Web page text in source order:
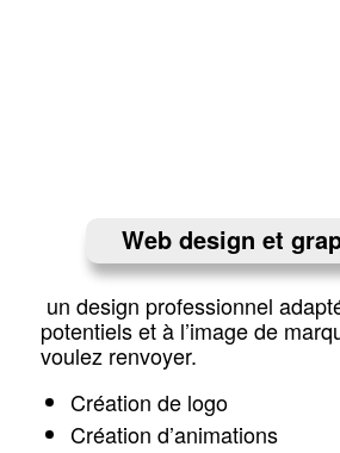
Web design et
un design professionnel
potentiels et à l’image de
voulez renvoyer.
Création de logo
Création d’animations